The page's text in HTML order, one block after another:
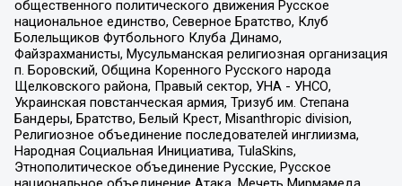
общественного политического движения Русское
национальное единство, Северное Братство, Клуб
Болельщиков Футбольного Клуба Динамо,
Файзрахманисты, Мусульманская религиозная организация
п. Боровский, Община Коренного Русского народа
Щелковского района, Правый сектор, УНА - УНСО,
Украинская повстанческая армия, Тризуб им. Степана
Бандеры, Братство, Белый Крест, Misanthropic division,
Религиозное объединение последователей инглиизма,
Народная Социальная Инициатива, TulaSkins,
Этнополитическое объединение Русские, Русское